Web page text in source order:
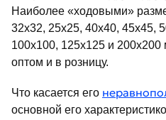
Наиболее «ходовыми»
32х32, 25х25, 40х40, 45х45,
100х100, 125х125 и
оптом и в розницу.
Что касается его
основной его